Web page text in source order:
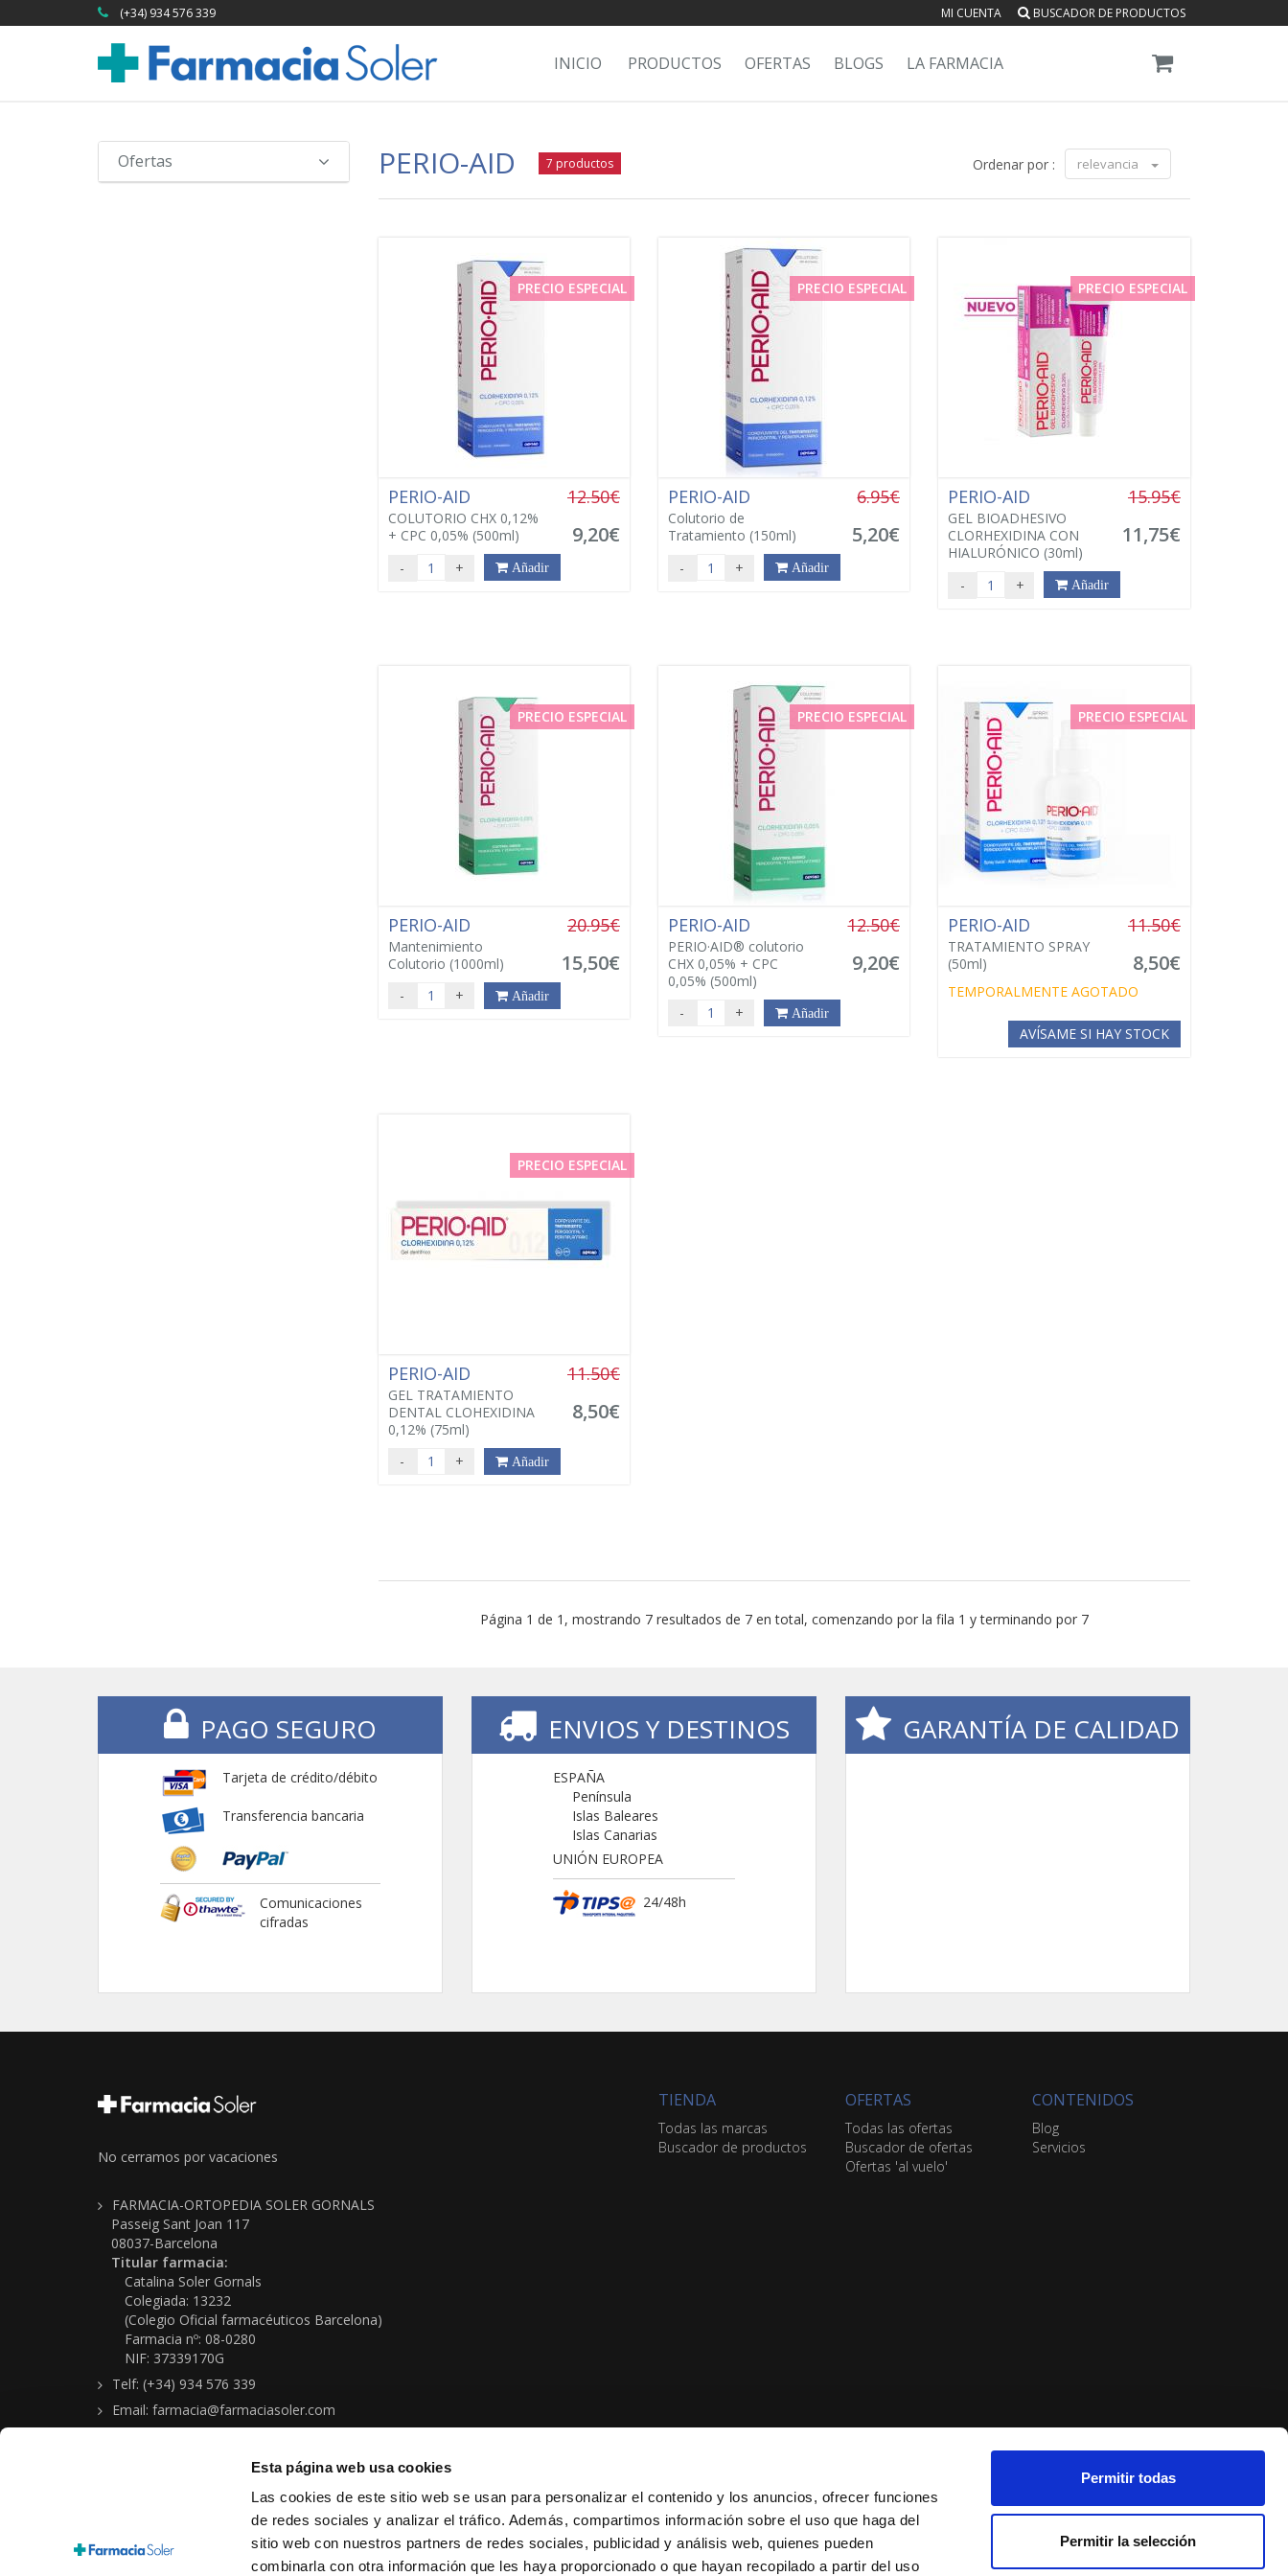
Esta página web usa cookies
Las cookies de este sitio web se usan para personalizar el contenido y los anuncios, ofrecer funciones
de redes sociales y analizar el tráfico. Además, compartimos información sobre el uso que haga del
sitio web con nuestros partners de redes sociales, publicidad y análisis web, quienes pueden
combinarla con otra información que les haya proporcionado o que hayan recopilado a partir del uso
Permitir todas
Permitir la selección
(+34) 934 576 339 MI CUENTA BUSCADOR DE PRODUCTOS
INICIO PRODUCTOS OFERTAS BLOGS LA FARMACIA
Ofertas PERIO-AID 7 productos Ordenar por : relevancia
PRECIO ESPECIAL
PERIO-AID
COLUTORIO CHX 0,12%
+ CPC 0,05% (500ml)
12.50€
9,20€
- + Añadir
PRECIO ESPECIAL
PERIO-AID
Colutorio de
Tratamiento (150ml)
6.95€
5,20€
- + Añadir
PRECIO ESPECIAL
PERIO-AID
GEL BIOADHESIVO
CLORHEXIDINA CON
HIALURÓNICO (30ml)
15.95€
11,75€
- + Añadir
PRECIO ESPECIAL
PERIO-AID
Mantenimiento
Colutorio (1000ml)
20.95€
15,50€
- + Añadir
PRECIO ESPECIAL
PERIO-AID
PERIO·AID® colutorio
CHX 0,05% + CPC
0,05% (500ml)
12.50€
9,20€
- + Añadir
PRECIO ESPECIAL
PERIO-AID
TRATAMIENTO SPRAY
(50ml)
11.50€
8,50€
TEMPORALMENTE AGOTADO
AVÍSAME SI HAY STOCK
PRECIO ESPECIAL
PERIO-AID
GEL TRATAMIENTO
DENTAL CLOHEXIDINA
0,12% (75ml)
11.50€
8,50€
- + Añadir
Página 1 de 1, mostrando 7 resultados de 7 en total, comenzando por la fila 1 y terminando por 7
PAGO SEGURO
Tarjeta de crédito/débito
Transferencia bancaria
Comunicaciones
cifradas
ENVIOS Y DESTINOS
ESPAÑA
Península
Islas Baleares
Islas Canarias
UNIÓN EUROPEA
24/48h
GARANTÍA DE CALIDAD
No cerramos por vacaciones
FARMACIA-ORTOPEDIA SOLER GORNALS
Passeig Sant Joan 117
08037-Barcelona
Titular farmacia:
Catalina Soler Gornals
Colegiada: 13232
(Colegio Oficial farmacéuticos Barcelona)
Farmacia nº: 08-0280
NIF: 37339170G
Telf: (+34) 934 576 339
Email: farmacia@farmaciasoler.com
TIENDA
Todas las marcas
Buscador de productos
OFERTAS
Todas las ofertas
Buscador de ofertas
Ofertas 'al vuelo'
CONTENIDOS
Blog
Servicios
Copyright © 2026 Farmacia-Ortopedia Soler Gornals